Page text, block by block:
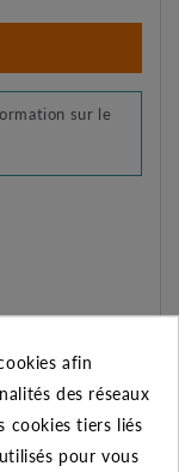
sur le
afin
des réseaux
cookies tiers liés
pour vous